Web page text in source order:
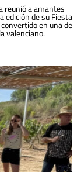
reunió a amantes
edición de su Fiesta
en una de
valenciano.